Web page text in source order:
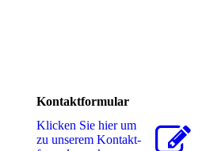
Kontaktformular
Klicken Sie hier um
zu unserem Kon­takt­